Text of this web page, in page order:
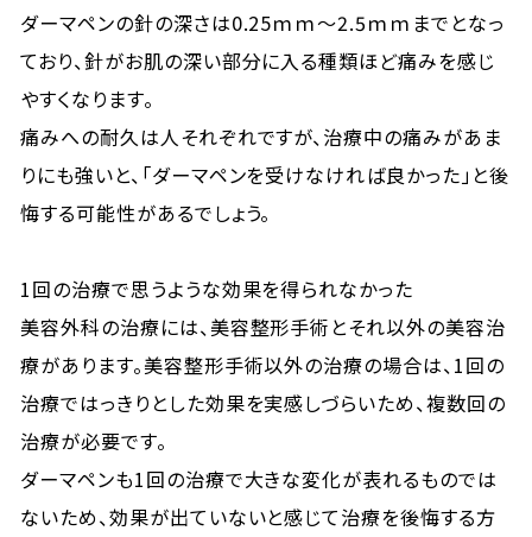
ダーマペンの針の深さは0.25ｍｍ～2.5ｍｍまでとなっ
ており、針がお肌の深い部分に入る種類ほど痛みを感じ
やすくなります。
痛みへの耐久は人それぞれですが、治療中の痛みがあま
りにも強いと、「ダーマペンを受けなければ良かった」と後
悔する可能性があるでしょう。
1回の治療で思うような効果を得られなかった
美容外科の治療には、美容整形手術とそれ以外の美容治
療があります。美容整形手術以外の治療の場合は、1回の
治療ではっきりとした効果を実感しづらいため、複数回の
治療が必要です。
ダーマペンも1回の治療で大きな変化が表れるものでは
ないため、効果が出ていないと感じて治療を後悔する方